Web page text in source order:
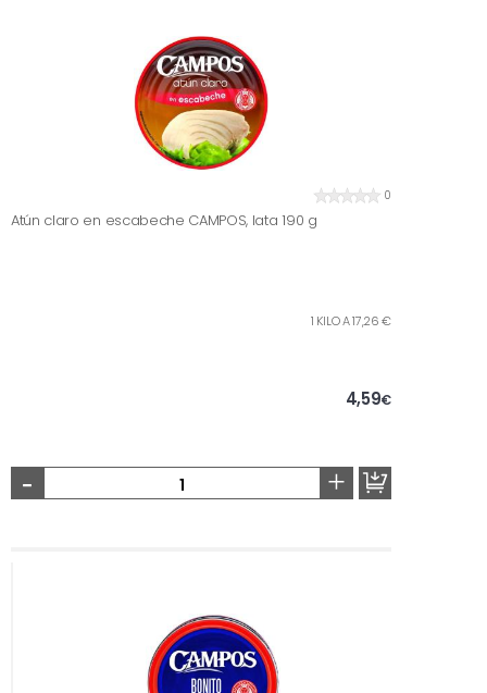
0
Atún claro en escabeche CAMPOS, lata 190 g
1 KILO A 17,26 €
4,59€
- +